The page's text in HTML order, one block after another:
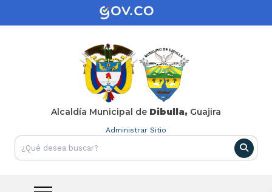
Alcaldía Municipal de Dibulla, Guajira
Administrar Sitio